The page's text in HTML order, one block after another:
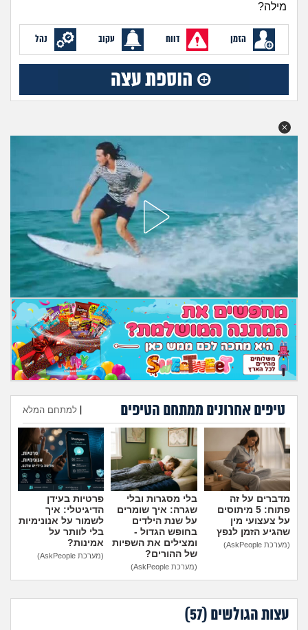
עבודה וקריירה
חברים ואנשים
בית, שכנים ושותפים
שומרים על הגוף
פיננסי וכלכלה
בין הסדינים
חיות מחמד
יוקר המחיה
גאווה
מילה?
הזמן דווח עקוב נהל
טיפים אחרונים ממתחם הטיפים למתחם המלא
הוספת טיפ
מדברים על זה
פתוח: 5 מיתוסים
על צעצועי מין
שהגיע הזמן לנפץ
(מערכת AskPeople)
בלי מסגרות ובלי
שגרה: איך שומרים
על שנת הילדים
בחופש הגדול -
ומצילים את השפיות
של ההורים?
(מערכת AskPeople)
פרטיות בעידן
הדיגיטלי: איך
לשמור על אנונימיות
בלי לוותר על
אמינות?
(מערכת AskPeople)
עצות הגולשים (57
)